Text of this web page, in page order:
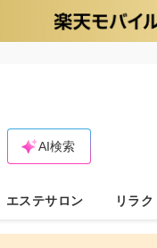
AI検索
エステサロン リラ